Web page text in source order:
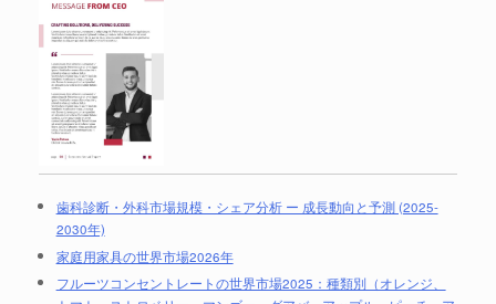
歯科診断・外科市場規模・シェア分析 ー 成長動向と予測 (2025-
2030年)
家庭用家具の世界市場2026年
フルーツコンセントレートの世界市場2025：種類別（オレンジ、